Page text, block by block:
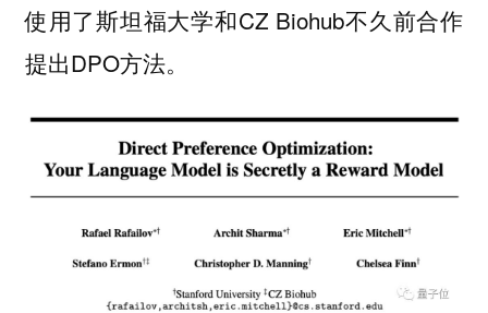
使用了斯坦福大学和CZ Biohub不久前合作
提出DPO方法。